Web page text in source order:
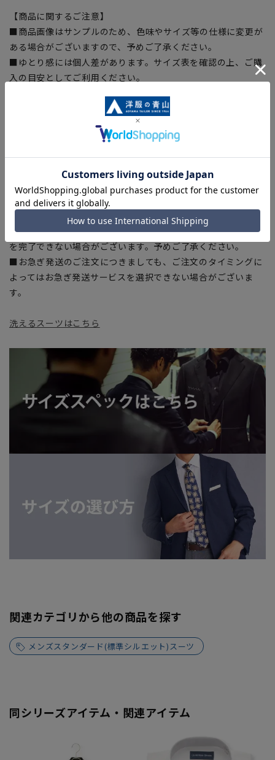
【商品に関するご注意】
■商品画像はサンプルのため、色味やサイズ等の仕様に変更が
ある場合がございますので、予めご了承ください。
■ゆとり感には個人差があります。サイズ表を確認の上、ご購
入の目安としてご利用ください。
干の誤差が生じる場合がございます。予めご了承ください。
■サイズスペックは仕上がりサイズを記載しております。一
部、商品現物におすすめサイズ(ヌードサイズ)を記載している
■ブラウザやお使いのモニター環境、また撮影時の室内外の光
加減により、実際の商品と掲載画像の色味が異なる場合がござ
います。
■店舗や各モールサイトと商品在庫を共有しております関係
上、ご注文いただいたタイミングにより欠品が発生し、ご注文
を完了できない場合がございます。予めご了承ください。
■お急ぎ発送のご注文につきましても、ご注文のタイミングに
よってはお急ぎ発送サービスを選択できない場合がございま
す。
洗えるスーツはこちら
関連カテゴリから他の商品を探す
メンズスタンダード(標準シルエット)スーツ
同シリーズアイテム・関連アイテム